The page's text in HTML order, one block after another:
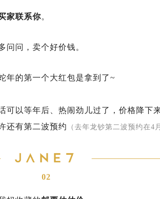
家联系你。
问问，卖个好价钱。
年的第一个大红包是拿到了~
可以等年后、热闹劲儿过了，价格降下
还有第二波预约
（去年龙钞第二波预约在4
02